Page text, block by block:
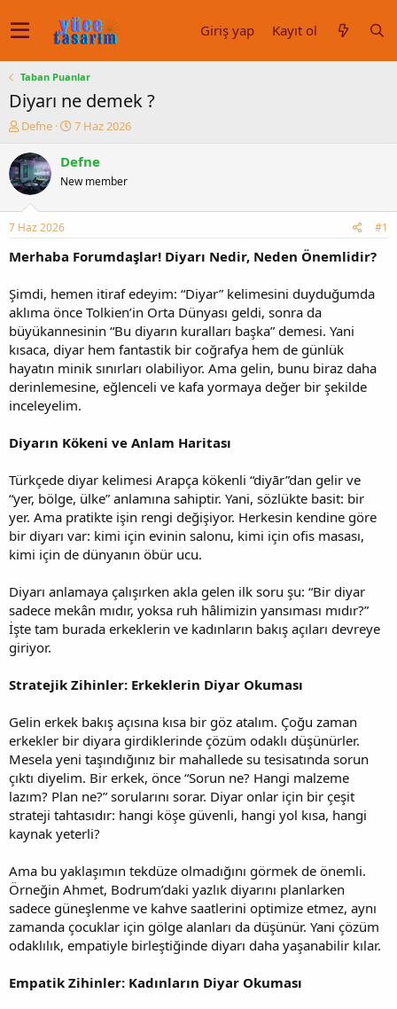
Giriş yap Kayıt ol
Taban Puanlar
Diyarı ne demek ?
K
n
u
y
b
a
ş
t
a
n
Defne
B
ş
a
ç
r
i
h
i
7 Haz 2026
Defne
New member
7 Haz 2026 #1
Merhaba Forumdaşlar! Diyarı Nedir, Neden Önemlidir?
Şimdi, hemen itiraf edeyim: “Diyar” kelimesini duyduğumda
aklıma önce Tolkien’in Orta Dünyası geldi, sonra da
büyükannesinin “Bu diyarın kuralları başka” demesi. Yani
kısaca, diyar hem fantastik bir coğrafya hem de günlük
hayatın minik sınırları olabiliyor. Ama gelin, bunu biraz daha
derinlemesine, eğlenceli ve kafa yormaya değer bir şekilde
inceleyelim.
Diyarın Kökeni ve Anlam Haritası
Türkçede diyar kelimesi Arapça kökenli “diyār”dan gelir ve
“yer, bölge, ülke” anlamına sahiptir. Yani, sözlükte basit: bir
yer. Ama pratikte işin rengi değişiyor. Herkesin kendine göre
bir diyarı var: kimi için evinin salonu, kimi için ofis masası,
kimi için de dünyanın öbür ucu.
Diyarı anlamaya çalışırken akla gelen ilk soru şu: “Bir diyar
sadece mekân mıdır, yoksa ruh hâlimizin yansıması mıdır?”
İşte tam burada erkeklerin ve kadınların bakış açıları devreye
giriyor.
Stratejik Zihinler: Erkeklerin Diyar Okuması
Gelin erkek bakış açısına kısa bir göz atalım. Çoğu zaman
erkekler bir diyara girdiklerinde çözüm odaklı düşünürler.
Mesela yeni taşındığınız bir mahallede su tesisatında sorun
çıktı diyelim. Bir erkek, önce “Sorun ne? Hangi malzeme
lazım? Plan ne?” sorularını sorar. Diyar onlar için bir çeşit
strateji tahtasıdır: hangi köşe güvenli, hangi yol kısa, hangi
kaynak yeterli?
Ama bu yaklaşımın tekdüze olmadığını görmek de önemli.
Örneğin Ahmet, Bodrum’daki yazlık diyarını planlarken
sadece güneşlenme ve kahve saatlerini optimize etmez, aynı
zamanda çocuklar için gölge alanları da düşünür. Yani çözüm
odaklılık, empatiyle birleştiğinde diyarı daha yaşanabilir kılar.
Empatik Zihinler: Kadınların Diyar Okuması